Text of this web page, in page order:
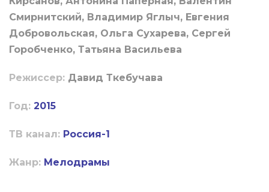
Смирнитский, Владимир Яглыч, Евгения
Добровольская, Ольга Сухарева, Сергей
Горобченко, Татьяна Васильева
Режиссер: Давид Ткебучава
Год: 2015
ТВ канал: Россия-1
Жанр: Мелодрамы